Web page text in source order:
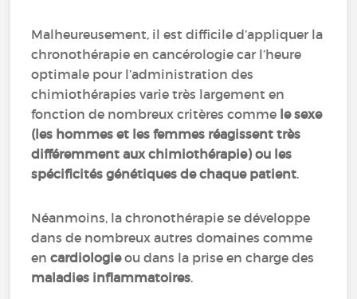
Malheureusement, il est difficile d’appliquer la
chronothérapie en cancérologie car l’heure
optimale pour l’administration des
chimiothérapies varie très largement en
fonction de nombreux critères comme le sexe
(les hommes et les femmes réagissent très
différemment aux chimiothérapie) ou les
spécificités génétiques de chaque patient.
Néanmoins, la chronothérapie se développe
dans de nombreux autres domaines comme
encardiologieou dans la prise en charge des
maladies inflammatoires.